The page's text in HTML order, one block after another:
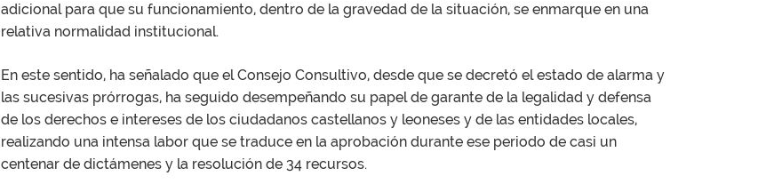
adicional para que su funcionamiento, dentro de la gravedad de la situación, se enmarque en una
relativa normalidad institucional.
En este sentido, ha señalado que el Consejo Consultivo, desde que se decretó el estado de alarma y
las sucesivas prórrogas, ha seguido desempeñando su papel de garante de la legalidad y defensa
de los derechos e intereses de los ciudadanos castellanos y leoneses y de las entidades locales,
realizando una intensa labor que se traduce en la aprobación durante ese periodo de casi un
centenar de dictámenes y la resolución de 34 recursos.